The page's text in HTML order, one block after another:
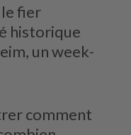
fier
historique
un week-
comment